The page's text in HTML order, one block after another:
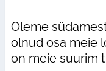
Oleme
olnud osa meie
on meie suurim